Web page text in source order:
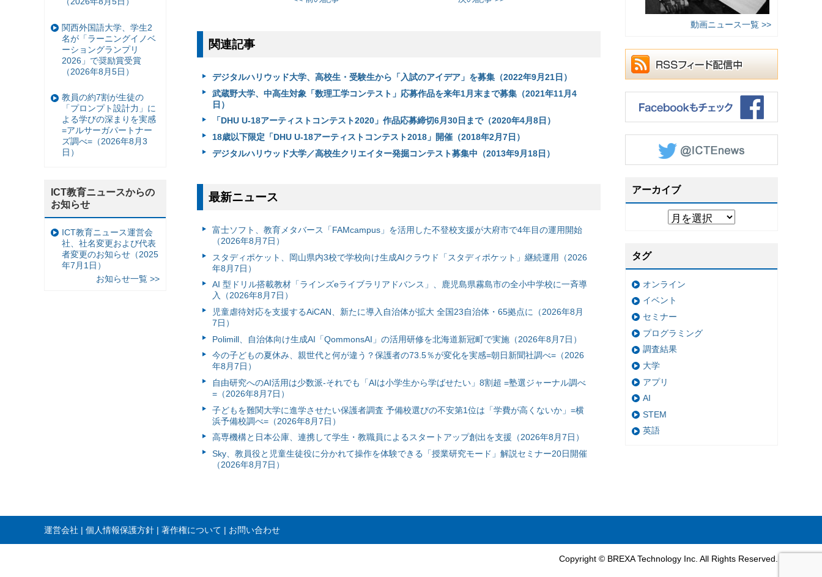
関連記事
デジタルハリウッド大学、高校生・受験生から「入試のアイデア」を募集（2022年9月21日）
武蔵野大学、中高生対象「数理工学コンテスト」応募作品を来年1月末まで募集（2021年11月4
日）
「DHU U-18アーティストコンテスト2020」作品応募締切6月30日まで（2020年4月8日）
18歳以下限定「DHU U-18アーティストコンテスト2018」開催（2018年2月7日）
デジタルハリウッド大学／高校生クリエイター発掘コンテスト募集中（2013年9月18日）
最新ニュース
富⼠ソフト、教育メタバース「FAMcampus」を活用した不登校支援が大府市で4年目の運用開始
（2026年8月7日）
スタディポケット、岡山県内3校で学校向け生成AIクラウド「スタディポケット」継続運用（2026
年8月7日）
AI 型ドリル搭載教材「ラインズeライブラリアドバンス」、鹿児島県霧島市の全小中学校に一斉導
入（2026年8月7日）
児童虐待対応を支援するAiCAN、新たに導入自治体が拡大 全国23自治体・65拠点に（2026年8月
7日）
Polimill、自治体向け生成AI「QommonsAI」の活用研修を北海道新冠町で実施（2026年8月7日）
今の子どもの夏休み、親世代と何が違う？保護者の73.5％が変化を実感=朝日新聞社調べ=（2026
年8月7日）
自由研究へのAI活用は少数派-それでも「AIは小学生から学ばせたい」8割超 =塾選ジャーナル調べ
=（2026年8月7日）
子どもを難関大学に進学させたい保護者調査 予備校選びの不安第1位は「学費が高くないか」=横
浜予備校調べ=（2026年8月7日）
高専機構と日本公庫、連携して学生・教職員によるスタートアップ創出を支援（2026年8月7日）
Sky、教員役と児童生徒役に分かれて操作を体験できる「授業研究モード」解説セミナー20日開催
（2026年8月7日）
動画ニュース一覧 >>
アーカイブ
タグ
オンライン
イベント
セミナー
プログラミング
調査結果
大学
アプリ
AI
STEM
英語
関西外国語大学、学生2
名が「ラーニングイノベ
ーショングランプリ
2026」で奨励賞受賞
（2026年8月5日）
教員の約7割が生徒の
「プロンプト設計力」に
よる学びの深まりを実感
=アルサーガパートナー
ズ調べ=（2026年8月3
日）
ICT教育ニュースからの
お知らせ
ICT教育ニュース運営会
社、社名変更および代表
者変更のお知らせ（2025
年7月1日）
お知らせ一覧 >>
運営会社 個人情報保護方針 著作権について お問い合わせ
Copyright © BREXA Technology Inc. All Rights Reserved.